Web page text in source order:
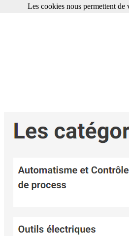
Les cookies nous permettent